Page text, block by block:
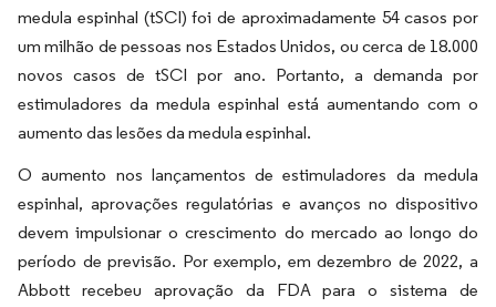
medula espinhal (tSCI) foi de aproximadamente 54 casos por
um milhão de pessoas nos Estados Unidos, ou cerca de 18.000
novos casos de tSCI por ano. Portanto, a demanda por
estimuladores da medula espinhal está aumentando com o
aumento das lesões da medula espinhal.
O aumento nos lançamentos de estimuladores da medula
espinhal, aprovações regulatórias e avanços no dispositivo
devem impulsionar o crescimento do mercado ao longo do
período de previsão. Por exemplo, em dezembro de 2022, a
Abbott recebeu aprovação da FDA para o sistema de